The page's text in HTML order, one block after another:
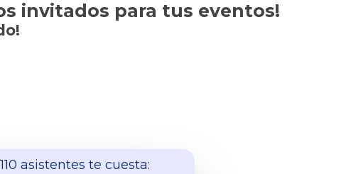
invitados para tus eventos!
asistentes te cuesta: